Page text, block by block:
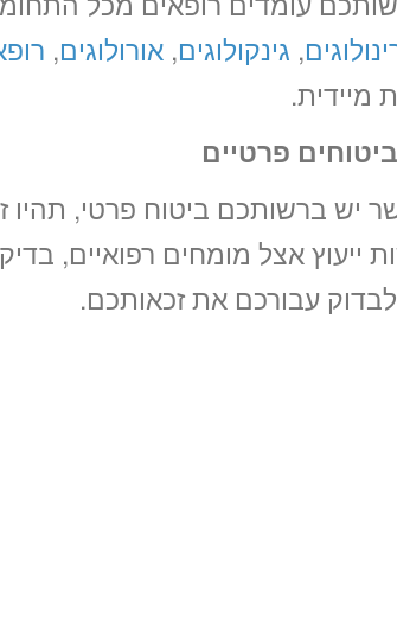
, גינקולוגים, אורולוגים,
מיידית.
פרטיים
יש ברשותכם ביטוח פרטי,
ייעוץ אצל מומחים רפואיים,
עבורכם את זכאותכם.